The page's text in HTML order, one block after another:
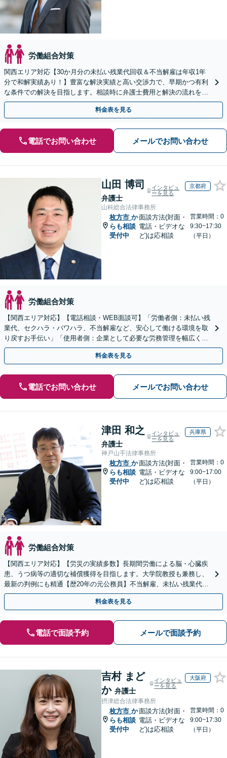
労働組合対策
関西エリア対応【30か月分の未払い残業代回収＆不当解雇は年収1年
分で和解実績あり！】豊富な解決実績と高い交渉力で、早期かつ有利
な条件での解決を目指します。相談時に弁護士費用と解決の流れを丁
寧に説明いたしますので、安心してお問い合わせ下さい。
料金表を見る
電話でお問い合わせ メールでお問い合わせ
山田 博司
弁護士
インタビュ
ーを見る
京都府
山科総合法律事務所
枚方市 か
らも相談
受付中
面談方法(対面・
電話・ビデオな
ど)は応相談
営業時間：0
9:30~17:30
（平日）
労働組合対策
【関西エリア対応】【電話相談・WEB面談可】「労働者側：未払い残
業代、セクハラ・パワハラ、不当解雇など、安心して働ける環境を取
り戻すお手伝い」「使用者側：企業として必要な労務管理を幅広くサ
ポート」【スポット契約・顧問契約どちらも対応可】
料金表を見る
電話でお問い合わせ メールでお問い合わせ
津田 和之
弁護士
インタビュ
ーを見る
兵庫県
神戸山手法律事務所
枚方市 か
らも相談
受付中
面談方法(対面・
電話・ビデオな
ど)は応相談
営業時間：0
9:00~17:00
（平日）
労働組合対策
【関西エリア対応】【労災の実績多数】長期間労働による脳・心臓疾
患、うつ病等の適切な補償獲得を目指します。大学院教授も兼務し、
最新の判例にも精通【歴20年の元公務員】不当解雇、未払い残業代
等、労働者の立場から親身にサポート【初回相談無料】
料金表を見る
電話で面談予約 メールで面談予約
吉村 まど
か 弁護士
インタビュ
ーを見る
大阪府
摂津総合法律事務所
枚方市 か
らも相談
受付中
面談方法(対面・
電話・ビデオな
ど)は応相談
営業時間：0
9:00~17:30
（平日）